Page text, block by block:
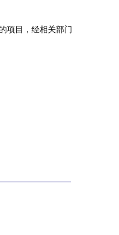
项目，经相关部门